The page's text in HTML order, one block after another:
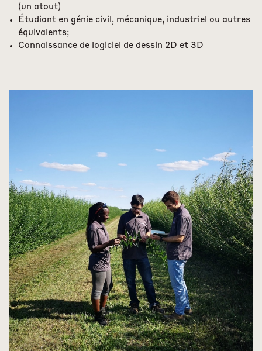
(un atout)
Étudiant en génie civil, mécanique, industriel ou autres
équivalents;
Connaissance de logiciel de dessin 2D et 3D